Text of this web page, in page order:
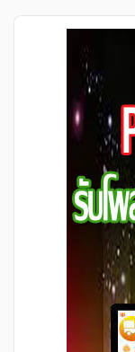
เพจ สอบถามรายล